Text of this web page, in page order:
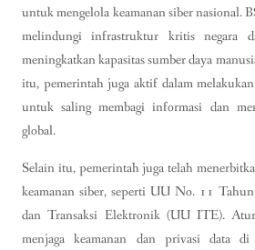
untuk mengelola keamanan siber nasional.
melindungi infrastruktur kritis negara
meningkatkan kapasitas sumber daya
itu, pemerintah juga aktif dalam
untuk saling membagi informasi dan
global.
Selain itu, pemerintah juga telah
keamanan siber, seperti UU No. 11
dan Transaksi Elektronik (UU ITE).
menjaga keamanan dan privasi data